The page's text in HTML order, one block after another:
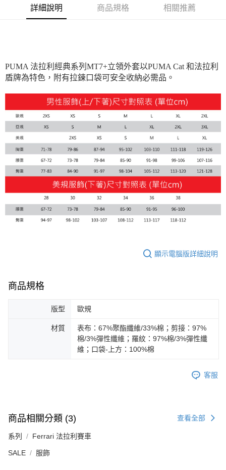
每筆NT$180
詳細說明 商品規格 相關推薦
PUMA 法拉利經典系列MT7+立領外套以PUMA Cat 和法拉利
盾牌為特色，附有拉鍊口袋可安全收納必需品。
顯示電腦版詳細說明
商品規格
版型 歐規
材質
表布：67%聚酯纖維/33%棉；剪接：97%
棉/3%彈性纖維；羅紋：97%棉/3%彈性纖
維；口袋-上方：100%棉
客服
商品相關分類 (3) 查看全部
系列 Ferrari 法拉利賽車
SALE 服飾